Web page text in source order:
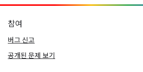
참여
버그 신고
공개된 문제 보기